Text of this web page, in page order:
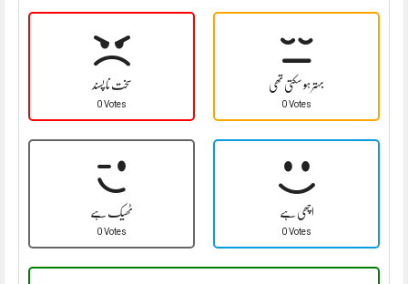
سخت نا پسند
0 Votes
بہتر ہو سکتی تھی
0 Votes
ٹھیک ہے
0 Votes
اچھی ہے
0 Votes